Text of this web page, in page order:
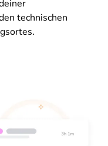
technischen